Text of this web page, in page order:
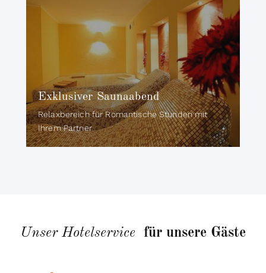
Exklusiver Saunaabend
Relaxbereich für Romantische Stunden mit
Ihrem Partner
Unser Hotelservice für unsere Gäste